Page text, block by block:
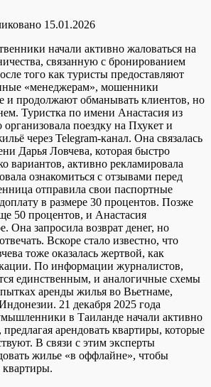
15.01.2026
начали активно жаловаться на
связанную с бронированием
того как туристы предоставляют
«менеджерам», мошенники
и продолжают обманывать клиентов, но
Туристка по имени Анастасия из
организовала поездку на Пхукет и
через Telegram-канал. Она связалась
Дарья Ловчева, которая быстро
вариантов, активно рекламировала
ознакомиться с отзывами перед
отправила свои паспортные
в размере 30 процентов. Позже
50 процентов, и Анастасия
Она запросила возврат денег, но
Вскоре стало известно, что
тоже оказалась жертвой, как
По информации журналистов,
единственным, и аналогичные схемы
аренды жилья во Вьетнаме,
21 декабря 2025 года
в Таиланде начали активно
арендовать квартиры, которые
В связи с этим эксперты
жилье «в оффлайне», чтобы
квартиры.